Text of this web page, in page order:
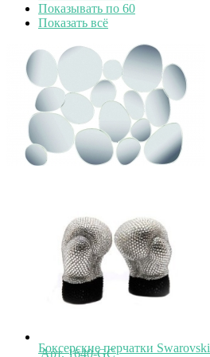
Показывать по 60
Показать всё
Арт. 1640-GC
Боксерские перчатки